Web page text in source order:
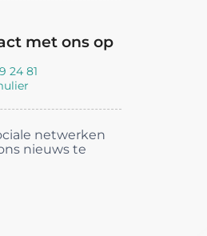
met ons op
24 81
netwerken
nieuws te